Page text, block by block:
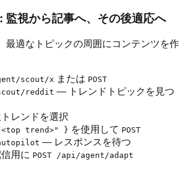
監視から記事へ、その後適応へ
最適なトピックの周囲にコンテンツを作
scout/x または POST
reddit — トレンドトピックを見つ
レンドを選択
trend>" } を使用して POST
— レスポンスを待つ
用に POST /api/agent/adapt